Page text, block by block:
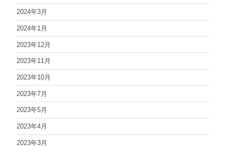
2024年3月
2024年1月
2023年12月
2023年11月
2023年10月
2023年7月
2023年5月
2023年4月
2023年3月